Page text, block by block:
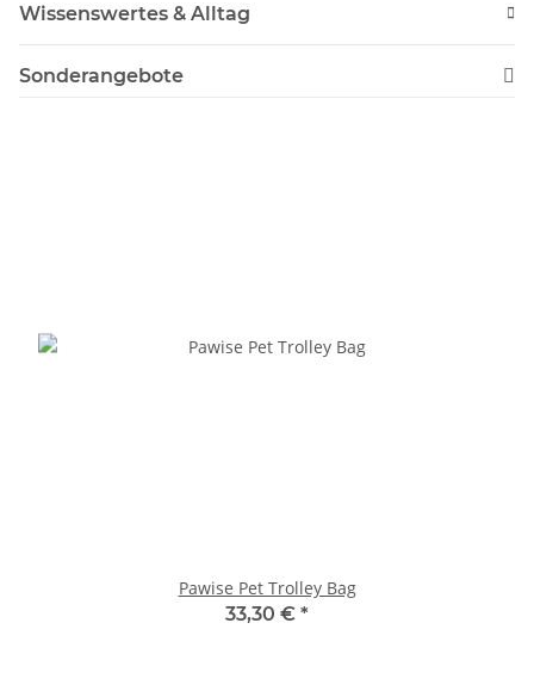
Wissenswertes & Alltag
Sonderangebote
Pawise Pet Trolley Bag
33,30 € *